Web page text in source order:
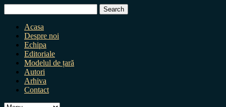
for:
Acasa
Despre noi
Echipa
Editoriale
Modelul de țară
Autori
Arhiva
Contact